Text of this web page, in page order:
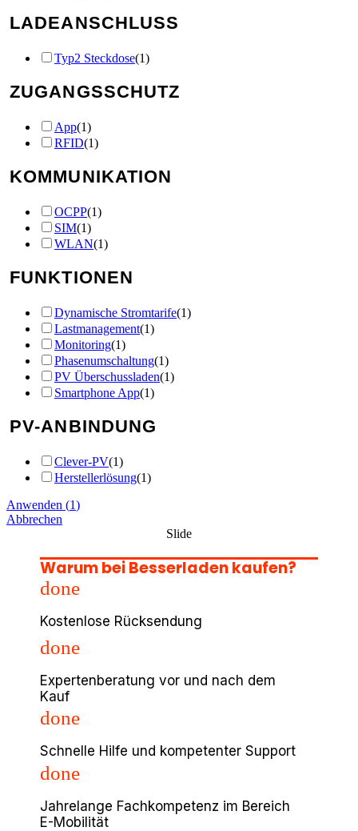
LADEANSCHLUSS
Typ2 Steckdose(1)
ZUGANGSSCHUTZ
App(1)
RFID(1)
KOMMUNIKATION
OCPP(1)
SIM(1)
WLAN(1)
FUNKTIONEN
Dynamische Stromtarife(1)
Lastmanagement(1)
Monitoring(1)
Phasenumschaltung(1)
PV Überschussladen(1)
Smartphone App(1)
PV-ANBINDUNG
Clever-PV(1)
Herstellerlösung(1)
Anwenden (1)
Abbrechen
Slide
Warum bei Besserladen kaufen?
done
Kostenlose Rücksendung
done
Expertenberatung vor und nach dem
Kauf
done
Schnelle Hilfe und kompetenter Support
done
Jahrelange Fachkompetenz im Bereich
E-Mobilität